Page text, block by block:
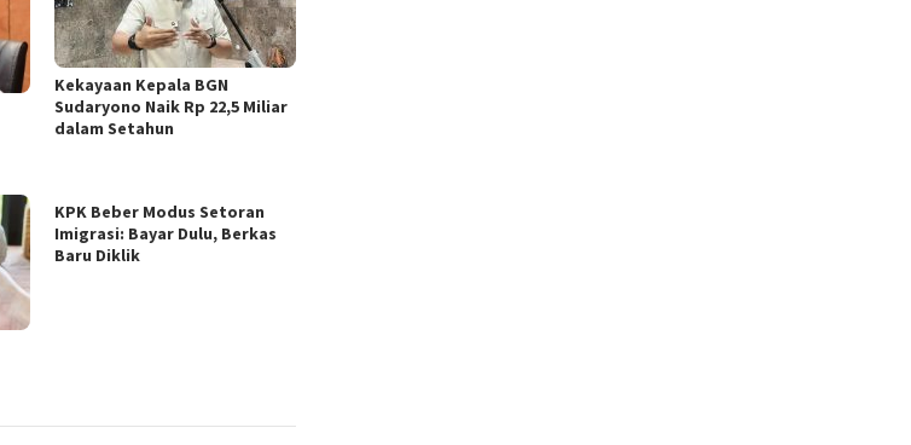
Kekayaan Kepala BGN
Sudaryono Naik Rp 22,5 Miliar
dalam Setahun
KPK Beber Modus Setoran
Imigrasi: Bayar Dulu, Berkas
Baru Diklik